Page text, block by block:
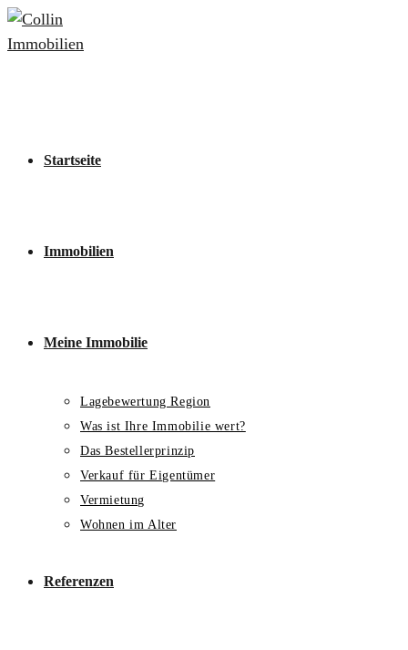
Zum
Inhalt
Startseite
Immobilien
Meine Immobilie
Lagebewertung Region
Was ist Ihre Immobilie wert?
Das Bestellerprinzip
Verkauf für Eigentümer
Vermietung
Wohnen im Alter
Referenzen